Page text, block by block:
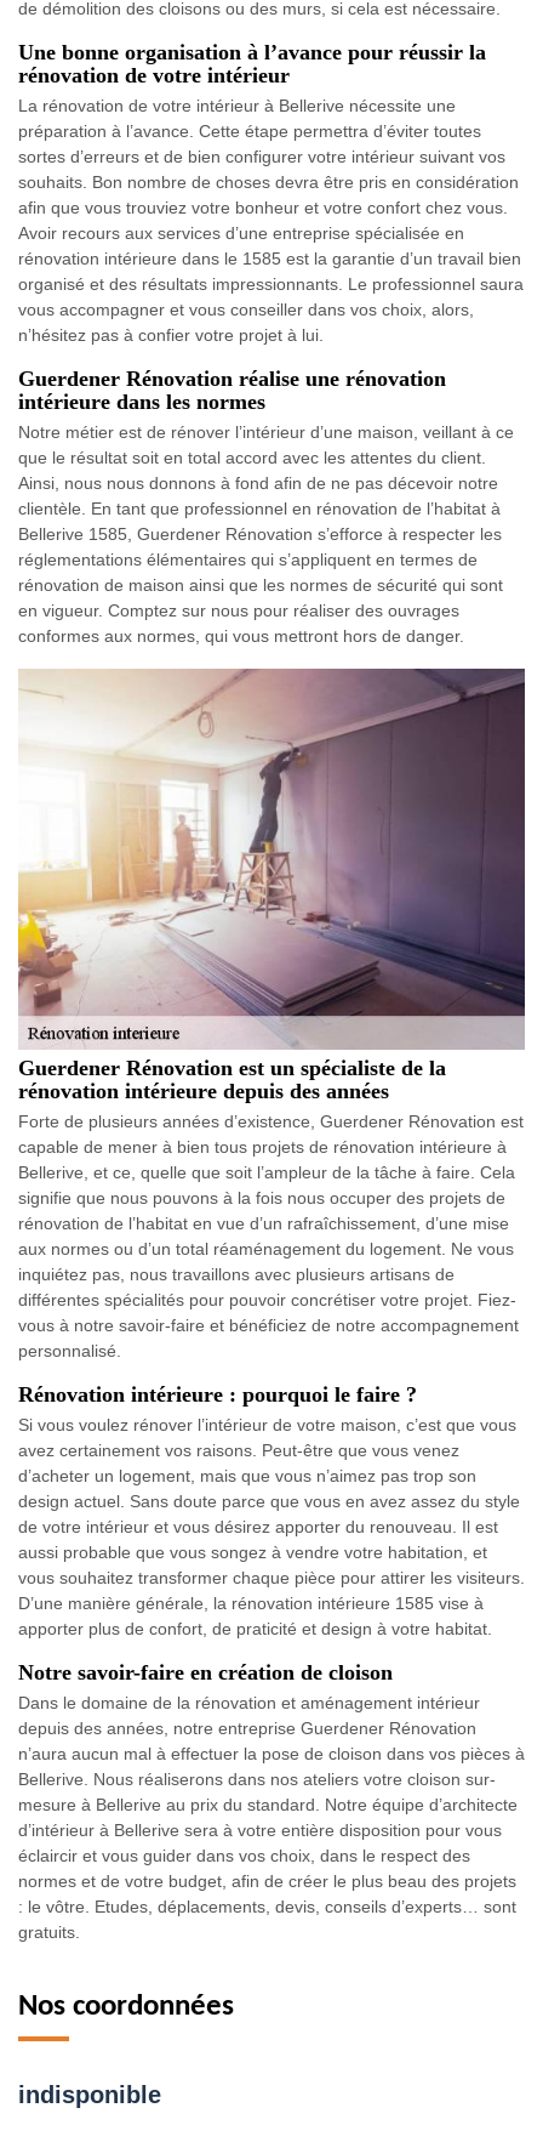
de démolition des cloisons ou des murs, si cela est nécessaire.
Une bonne organisation à l’avance pour réussir la
rénovation de votre intérieur
La rénovation de votre intérieur à Bellerive nécessite une
préparation à l’avance. Cette étape permettra d’éviter toutes
sortes d’erreurs et de bien configurer votre intérieur suivant vos
souhaits. Bon nombre de choses devra être pris en considération
afin que vous trouviez votre bonheur et votre confort chez vous.
Avoir recours aux services d’une entreprise spécialisée en
rénovation intérieure dans le 1585 est la garantie d’un travail bien
organisé et des résultats impressionnants. Le professionnel saura
vous accompagner et vous conseiller dans vos choix, alors,
n’hésitez pas à confier votre projet à lui.
Guerdener Rénovation réalise une rénovation
intérieure dans les normes
Notre métier est de rénover l’intérieur d’une maison, veillant à ce
que le résultat soit en total accord avec les attentes du client.
Ainsi, nous nous donnons à fond afin de ne pas décevoir notre
clientèle. En tant que professionnel en rénovation de l’habitat à
Bellerive 1585, Guerdener Rénovation s’efforce à respecter les
réglementations élémentaires qui s’appliquent en termes de
rénovation de maison ainsi que les normes de sécurité qui sont
en vigueur. Comptez sur nous pour réaliser des ouvrages
conformes aux normes, qui vous mettront hors de danger.
Guerdener Rénovation est un spécialiste de la
rénovation intérieure depuis des années
Forte de plusieurs années d’existence, Guerdener Rénovation est
capable de mener à bien tous projets de rénovation intérieure à
Bellerive, et ce, quelle que soit l’ampleur de la tâche à faire. Cela
signifie que nous pouvons à la fois nous occuper des projets de
rénovation de l’habitat en vue d’un rafraîchissement, d’une mise
aux normes ou d’un total réaménagement du logement. Ne vous
inquiétez pas, nous travaillons avec plusieurs artisans de
différentes spécialités pour pouvoir concrétiser votre projet. Fiez-
vous à notre savoir-faire et bénéficiez de notre accompagnement
personnalisé.
Rénovation intérieure : pourquoi le faire ?
Si vous voulez rénover l’intérieur de votre maison, c’est que vous
avez certainement vos raisons. Peut-être que vous venez
d’acheter un logement, mais que vous n’aimez pas trop son
design actuel. Sans doute parce que vous en avez assez du style
de votre intérieur et vous désirez apporter du renouveau. Il est
aussi probable que vous songez à vendre votre habitation, et
vous souhaitez transformer chaque pièce pour attirer les visiteurs.
D’une manière générale, la rénovation intérieure 1585 vise à
apporter plus de confort, de praticité et design à votre habitat.
Notre savoir-faire en création de cloison
Dans le domaine de la rénovation et aménagement intérieur
depuis des années, notre entreprise Guerdener Rénovation
n’aura aucun mal à effectuer la pose de cloison dans vos pièces à
Bellerive. Nous réaliserons dans nos ateliers votre cloison sur-
mesure à Bellerive au prix du standard. Notre équipe d’architecte
d’intérieur à Bellerive sera à votre entière disposition pour vous
éclaircir et vous guider dans vos choix, dans le respect des
normes et de votre budget, afin de créer le plus beau des projets
: le vôtre. Etudes, déplacements, devis, conseils d’experts… sont
gratuits.
Nos coordonnées
indisponible